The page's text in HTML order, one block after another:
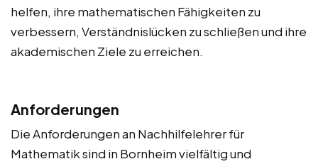
helfen, ihre mathematischen Fähigkeiten zu
verbessern, Verständnislücken zu schließen und ihre
akademischen Ziele zu erreichen.
Anforderungen
Die Anforderungen an Nachhilfelehrer für
Mathematik sind in Bornheim vielfältig und